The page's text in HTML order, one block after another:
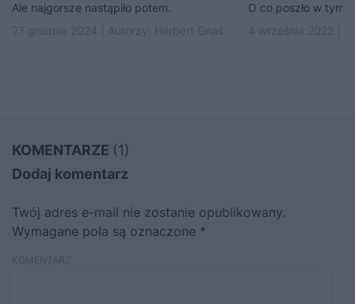
Ale najgorsze nastąpiło potem.
O co poszło w tym
KOMENTARZE (1)
Dodaj komentarz
Twój adres e-mail nie zostanie opublikowany.
Wymagane pola są oznaczone *